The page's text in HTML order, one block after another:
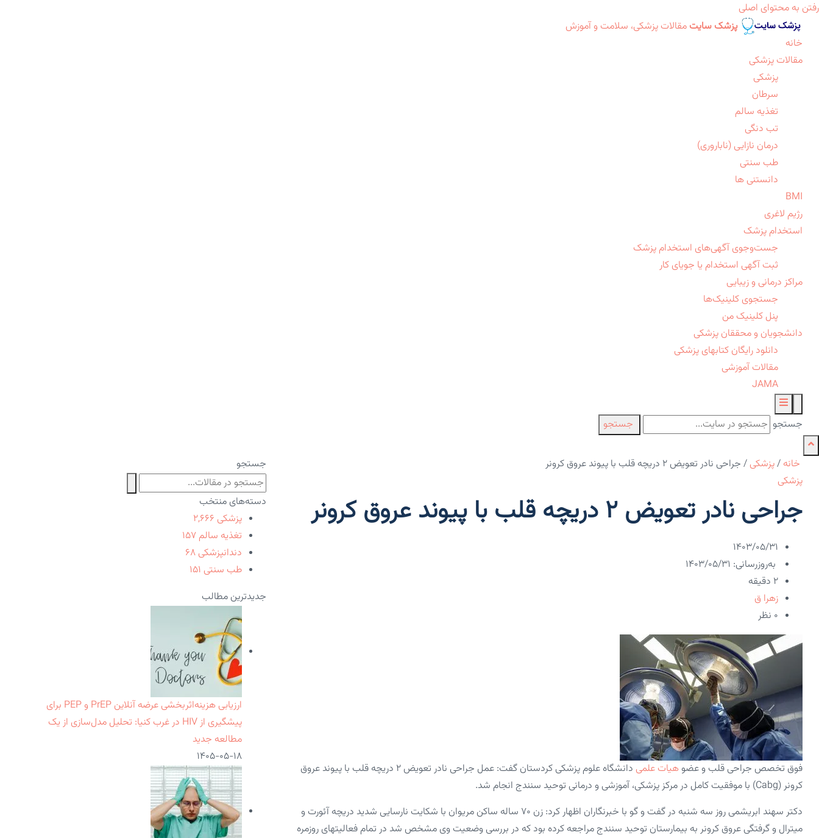
رفتن به محتوای اصلی
پزشک سایت مقالات پزشکی، سلامت و آموزش
خانه
مقالات پزشکی
پزشکی
سرطان
تغذیه سالم
تب دنگی
درمان نازایی (ناباروری)
طب سنتی
دانستنی ها
BMI
رژیم لاغری
استخدام پزشک
جست‌وجوی آگهی‌های استخدام پزشک
ثبت آگهی استخدام یا جویای کار
مراکز درمانی و زیبایی
جستجوی کلینیک‌ها
پنل کلینیک من
دانشجویان و محققان پزشکی
دانلود رایگان کتابهای پزشکی
مقالات آموزشی
JAMA
جستجو جستجو
خانه /پزشکی / جراحی نادر تعویض ۲ دریچه قلب با پیوند عروق کرونر
پزشکی
جراحی نادر تعویض ۲ دریچه قلب با پیوند عروق کرونر
۱۴۰۳/۰۵/۳۱
به‌روزرسانی: ۱۴۰۳/۰۵/۳۱
2 دقیقه
زهرا ق
۰ نظر
فوق تخصص جراحی قلب و عضو هیات علمی
دانشگاه علوم پزشکی کردستان گفت: عمل جراحی نادر تعویض ۲ دریچه قلب با پیوند عروق
کرونر (cabg) با موفقیت کامل در مرکز پزشکی، آموزشی و درمانی توحید سنندج انجام شد.
دکتر سهند ابریشمی روز سه شنبه در گفت و گو با خبرنگاران اظهار کرد: زن ۷۰ ساله ساکن مریوان با شکایت نارسایی شدید دریچه آئورت و
میترال و گرفتگی عروق کرونر به بیمارستان توحید سنندج مراجعه کرده بود که در بررسی وضعیت وی مشخص شد در تمام فعالیتهای روزمره
جستجو
دسته‌های منتخب
پزشکی ۲,۶۶۶
تغذیه سالم ۱۵۷
دندانپزشکی ۶۸
طب سنتی ۱۵۱
جدیدترین مطالب
ارزیابی هزینه‌اثربخشی عرضه آنلاین PrEP و PEP برای
پیشگیری از HIV در غرب کنیا: تحلیل مدل‌سازی از یک
مطالعه جدید
۱۴۰۵-۰۵-۱۸